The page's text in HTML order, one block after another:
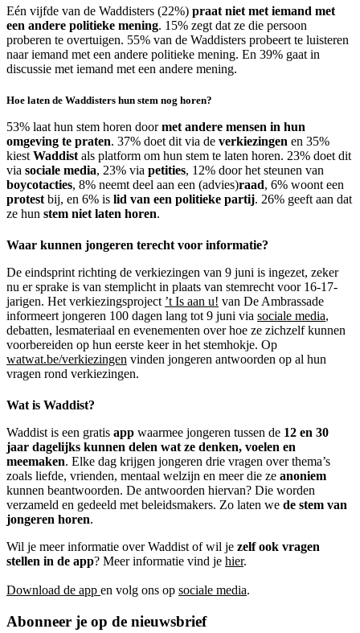
Eén vijfde van de Waddisters (22%) praat niet met iemand met
een andere politieke mening. 15% zegt dat ze die persoon
proberen te overtuigen. 55% van de Waddisters probeert te luisteren
naar iemand met een andere politieke mening. En 39% gaat in
discussie met iemand met een andere mening.
Hoe laten de Waddisters hun stem nog horen?
53% laat hun stem horen doormet andere mensen in hun
omgeving te praten. 37% doet dit via de verkiezingen en 35%
kiest Waddist als platform om hun stem te laten horen. 23% doet dit
via sociale media, 23% via petities, 12% door het steunen van
boycotacties, 8% neemt deel aan een (advies)raad, 6% woont een
protest bij, en 6% is lid van een politieke partij. 26% geeft aan dat
ze hun stem niet laten horen.
Waar kunnen jongeren terecht voor informatie?
De eindsprint richting de verkiezingen van 9 juni is ingezet, zeker
nu er sprake is van stemplicht in plaats van stemrecht voor 16-17-
jarigen. Het verkiezingsproject ’t Is aan u! van De Ambrassade
informeert jongeren 100 dagen lang tot 9 juni via sociale media,
debatten, lesmateriaal en evenementen over hoe ze zichzelf kunnen
voorbereiden op hun eerste keer in het stemhokje. Op
watwat.be/verkiezingen vinden jongeren antwoorden op al hun
vragen rond verkiezingen.
Wat is Waddist?
Waddist is een gratis app waarmee jongeren tussen de 12 en 30
jaar dagelijks kunnen delen wat ze denken, voelen en
meemaken. Elke dag krijgen jongeren drie vragen over thema’s
zoals liefde, vrienden, mentaal welzijn en meer die ze anoniem
kunnen beantwoorden. De antwoorden hiervan? Die worden
verzameld en gedeeld met beleidsmakers. Zo laten we de stem van
jongeren horen.
Wil je meer informatie over Waddist of wil je zelf ook vragen
stellen in de app? Meer informatie vind je hier.
Download de app en volg ons op sociale media.
Abonneer je op de nieuwsbrief